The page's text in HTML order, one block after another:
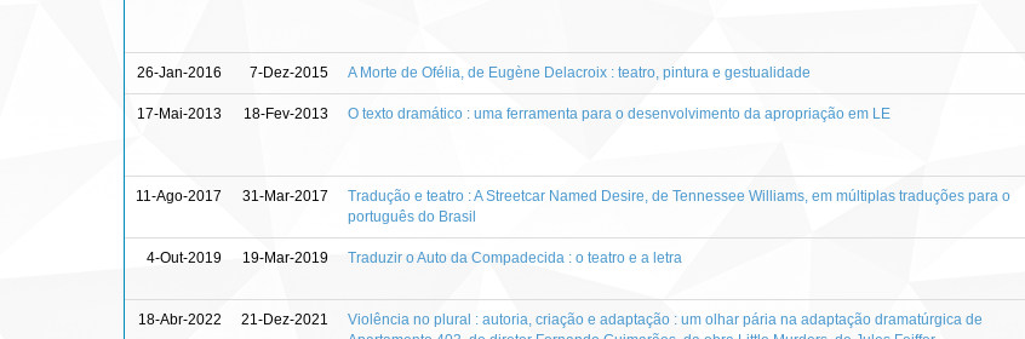
26-Jan-2016 7-Dez-2015 A Morte de Ofélia, de Eugène Delacroix : teatro, pintura e gestualidade
17-Mai-2013 18-Fev-2013 O texto dramático : uma ferramenta para o desenvolvimento da apropriação em LE
11-Ago-2017 31-Mar-2017
Tradução e teatro : A Streetcar Named Desire, de Tennessee Williams, em múltiplas traduções para o
português do Brasil
4-Out-2019 19-Mar-2019 Traduzir o Auto da Compadecida : o teatro e a letra
18-Abr-2022 21-Dez-2021
Violência no plural : autoria, criação e adaptação : um olhar pária na adaptação dramatúrgica de